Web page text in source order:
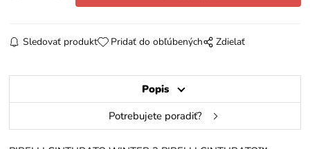
Sledovať produkt Pridať do obľúbených Zdielať
Popis
Potrebujete poradiť?